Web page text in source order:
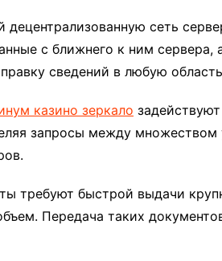
децентрализованную сеть
с ближнего к ним сервера,
сведений в любую
казино зеркало
запросы между множеством
требуют быстрой выдачи
Передача таких